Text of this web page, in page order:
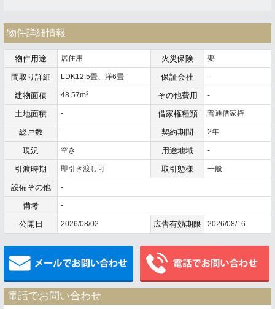
物件詳細情報
物件用途 居住用 火災保険 要
間取り詳細 LDK12.5畳、洋6畳 保証会社 -
建物面積 48.57m2 その他費用 -
土地面積 - 借家権種類 普通借家権
総戸数 - 契約期間 2年
現況 空き 用途地域 -
引渡時期 即引き渡し可 取引態様 一般
設備その他 -
備考 -
公開日 2026/08/02 広告有効期限 2026/08/16
メールでお問い合わせ
電話でお問い合わせ